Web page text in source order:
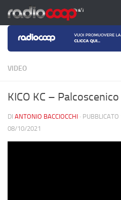
Salta al contenuto
VIDEO
KICO KC – Palcoscenico
DI ANTONIO BACCIOCCHI · PUBBLICATO
08/10/2021